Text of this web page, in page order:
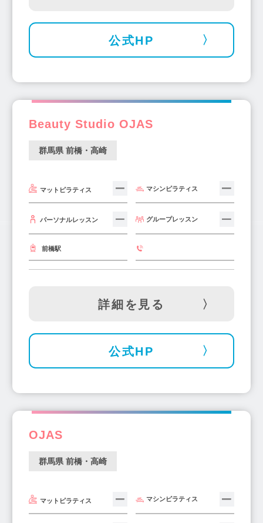
公式HP
Beauty Studio OJAS
群馬県 前橋・高崎
マットピラティス マシンピラティス
パーソナルレッスン グループレッスン
前橋駅
詳細を見る
公式HP
OJAS
群馬県 前橋・高崎
マットピラティス マシンピラティス